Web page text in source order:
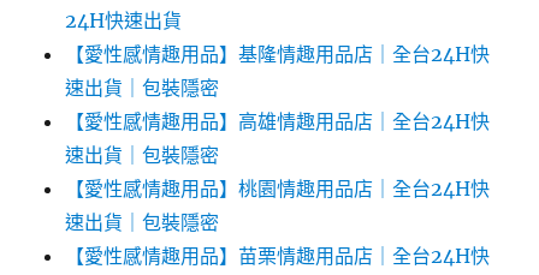
24H快速出貨
【愛性感情趣用品】基隆情趣用品店｜全台24H快
速出貨｜包裝隱密
【愛性感情趣用品】高雄情趣用品店｜全台24H快
速出貨｜包裝隱密
【愛性感情趣用品】桃園情趣用品店｜全台24H快
速出貨｜包裝隱密
【愛性感情趣用品】苗栗情趣用品店｜全台24H快